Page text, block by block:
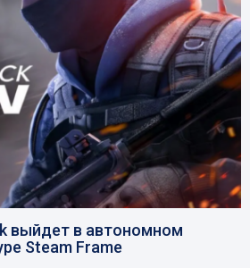
выйдет в автономном
Steam Frame